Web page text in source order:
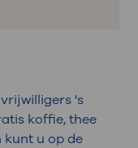
's
koffie, thee
kunt u op de